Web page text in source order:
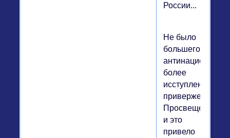
России...
Не было
большего
более
исступленного
приверженца
Просвещения,
и это
привело